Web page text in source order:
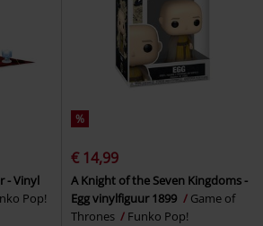
- Vinyl
Pop!
%
€ 14,99
A Knight of the Seven Kingdoms -
Egg vinylfiguur 1899
Game of
Thrones
Funko Pop!